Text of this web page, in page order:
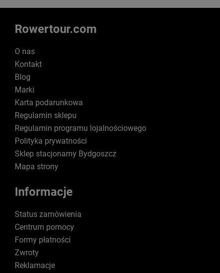
Rowertour.com
O nas
Kontakt
Blog
Marki
Karta podarunkowa
Regulamin sklepu
Regulamin programu lojalnościowego
Polityka prywatności
Sklep stacjonarny Bydgoszcz
Mapa strony
Informacje
Status zamówienia
Centrum pomocy
Formy płatności
Zwroty
Reklamacje